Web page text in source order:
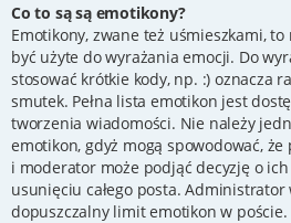
Co to są są emotikony?
Emotikony, zwane też uśmieszkami, to
być użyte do wyrażania emocji. Do
stosować krótkie kody, np. :) oznacza
smutek. Pełna lista emotikon jest
tworzenia wiadomości. Nie należy
emotikon, gdyż mogą spowodować,
i moderator może podjąć decyzję o
usunięciu całego posta.
dopuszczalny limit emotikon w poście.